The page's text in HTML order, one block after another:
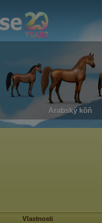
Arabský kôň
Vlastnosti